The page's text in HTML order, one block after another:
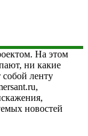
На этом
ни какие
собой ленту
новостей